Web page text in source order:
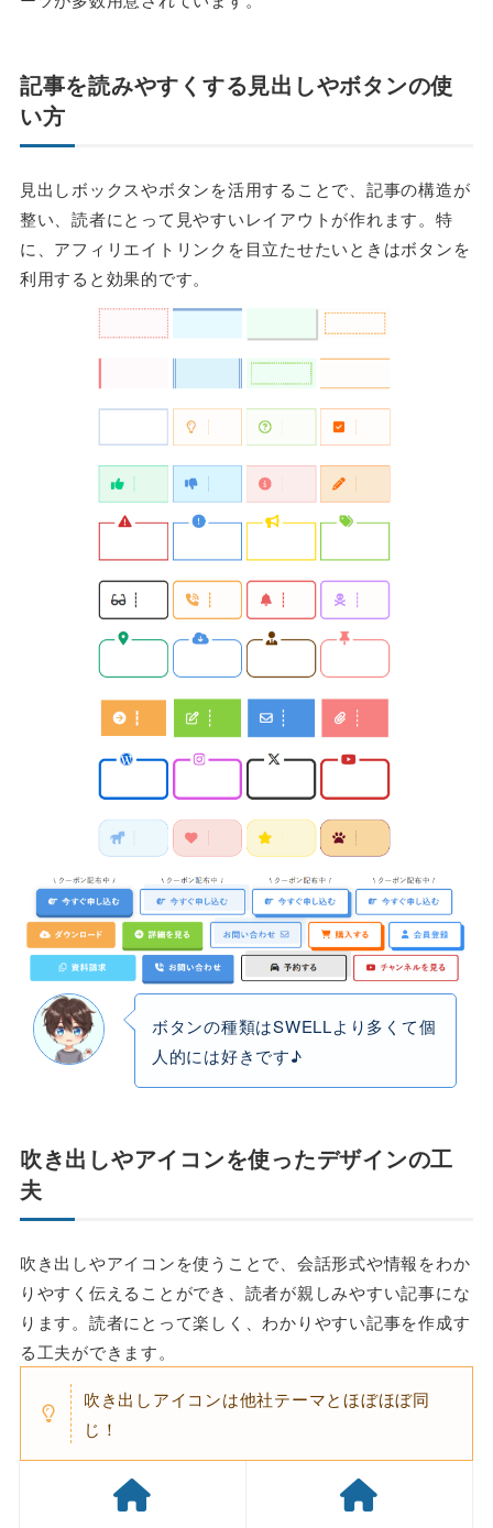
記事を読みやすくする見出しやボタンの使
い方
見出しボックスやボタンを活用することで、記事の構造が
整い、読者にとって見やすいレイアウトが作れます。特
に、アフィリエイトリンクを目立たせたいときはボタンを
利用すると効果的です。
ボタンの種類はSWELLより多くて個
人的には好きです♪
吹き出しやアイコンを使ったデザインの工
夫
吹き出しやアイコンを使うことで、会話形式や情報をわか
りやすく伝えることができ、読者が親しみやすい記事にな
ります。読者にとって楽しく、わかりやすい記事を作成す
る工夫ができます。
吹き出しアイコンは他社テーマとほぼほぼ同
じ！